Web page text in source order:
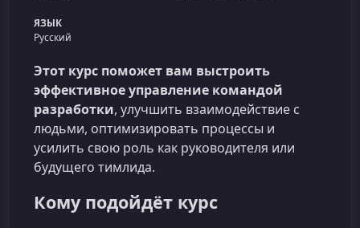
ЯЗЫК
Русский
Этот курс поможет вам выстроить
эффективное управление командой
разработки, улучшить взаимодействие с
людьми, оптимизировать процессы и
усилить свою роль как руководителя или
будущего тимлида.
Кому подойдёт курс